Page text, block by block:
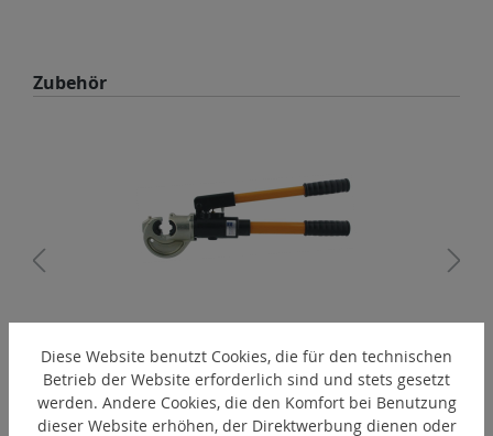
Produktgalerie überspringen
Zubehör
EPC410
Hand-hydraulisches Presswerkzeug
Diese Website benutzt Cookies, die für den technischen
Betrieb der Website erforderlich sind und stets gesetzt
werden. Andere Cookies, die den Komfort bei Benutzung
dieser Website erhöhen, der Direktwerbung dienen oder